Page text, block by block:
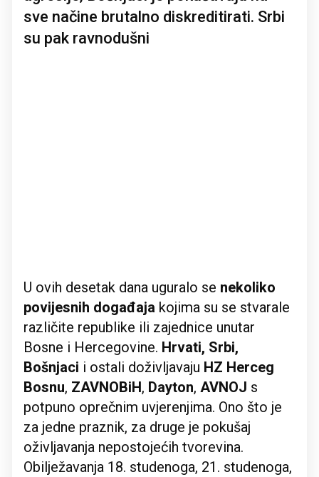
sve načine brutalno diskreditirati. Srbi
su pak ravnodušni
U ovih desetak dana uguralo se nekoliko
povijesnih događaja kojima su se stvarale
različite republike ili zajednice unutar
Bosne i Hercegovine. Hrvati, Srbi,
Bošnjaci i ostali doživljavaju HZ Herceg
Bosnu, ZAVNOBiH, Dayton, AVNOJ s
potpuno oprečnim uvjerenjima. Ono što je
za jedne praznik, za druge je pokušaj
oživljavanja nepostojećih tvorevina.
Obilježavanja 18. studenoga, 21. studenoga,